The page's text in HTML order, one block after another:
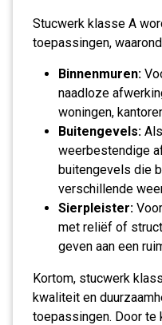
Stucwerk klasse A
toepassingen,
Binnenmuren:
naadloze
woningen,
Buitengevels:
weerbestendige
buitengevels die
verschillende
Sierpleister:
met reliëf of
geven aan een
Kortom, stucwerk
kwaliteit en
toepassingen. Door te